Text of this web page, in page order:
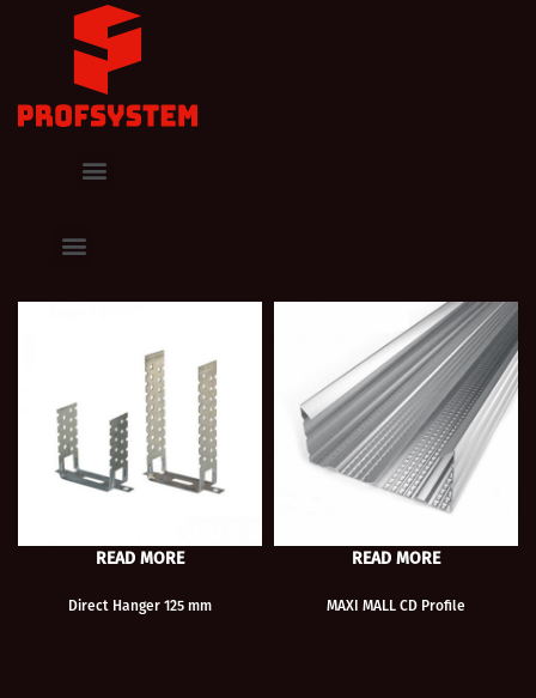
READ MORE
Direct Hanger 125 mm
READ MORE
MAXI MALL CD Profile